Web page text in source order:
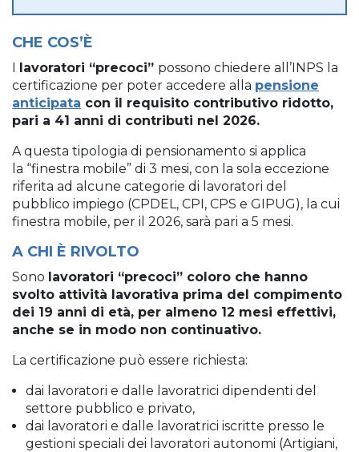
CHE COS’È
I lavoratori “precoci” possono chiedere all’INPS la
certificazione per poter accedere alla pensione
anticipata con il requisito contributivo ridotto,
pari a 41 anni di contributi nel 2026.
A questa tipologia di pensionamento si applica
la “finestra mobile” di 3 mesi, con la sola eccezione
riferita ad alcune categorie di lavoratori del
pubblico impiego (CPDEL, CPI, CPS e GIPUG), la cui
finestra mobile, per il 2026, sarà pari a 5 mesi.
A CHI È RIVOLTO
Sono lavoratori “precoci” coloro che hanno
svolto attività lavorativa prima del compimento
dei 19 anni di età, per almeno 12 mesi effettivi,
anche se in modo non continuativo.
La certificazione può essere richiesta:
dai lavoratori e dalle lavoratrici dipendenti del
settore pubblico e privato,
dai lavoratori e dalle lavoratrici iscritte presso le
gestioni speciali dei lavoratori autonomi (Artigiani,